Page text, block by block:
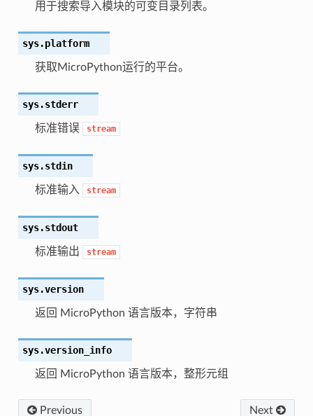
用于搜索导入模块的可变目录列表。
sys.platform
获取MicroPython运行的平台。
sys.stderr
标准错误 stream
sys.stdin
标准输入 stream
sys.stdout
标准输出 stream
sys.version
返回 MicroPython 语言版本，字符串
sys.version_info
返回 MicroPython 语言版本，整形元组
Next
Previous